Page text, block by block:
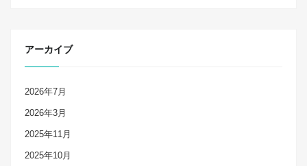
アーカイブ
2026年7月
2026年3月
2025年11月
2025年10月